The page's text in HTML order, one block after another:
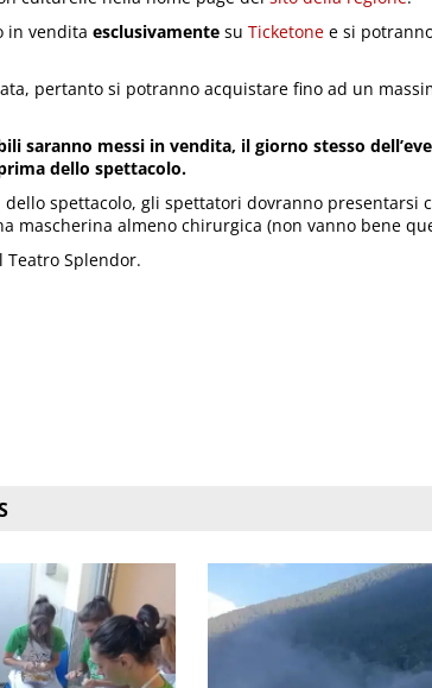
in vendita esclusivamente su Ticketone e si
pertanto si potranno acquistare fino ad un
saranno messi in vendita, il giorno stesso
dello spettacolo.
spettacolo, gli spettatori dovranno presentarsi
mascherina almeno chirurgica (non vanno bene
Teatro Splendor.